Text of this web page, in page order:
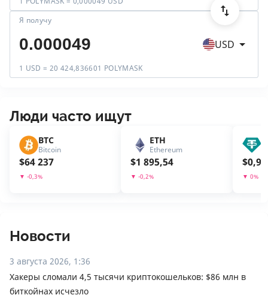
Я получу
1 USD = 20 424,836601 POLYMASK
USD
Люди часто ищут
BTC
Bitcoin
$64 237
▼ -0,3%
ETH
Ethereum
$1 895,54
▼ -0,2%
$
▼ 0%
Новости
3 августа 2026, 1:36
Хакеры сломали 4,5 тысячи криптокошельков: $86 млн в
биткойнах исчезло